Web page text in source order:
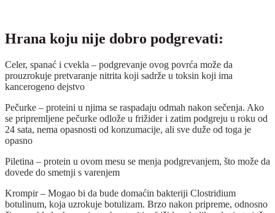
Hrana koju nije dobro podgrevati:
Celer, spanać i cvekla – podgrevanje ovog povrća može da
prouzrokuje pretvaranje nitrita koji sadrže u toksin koji ima
kancerogeno dejstvo
Pečurke – proteini u njima se raspadaju odmah nakon sečenja. Ako
se pripremljene pečurke odlože u frižider i zatim podgreju u roku od
24 sata, nema opasnosti od konzumacije, ali sve duže od toga je
opasno
Piletina – protein u ovom mesu se menja podgrevanjem, što može da
dovede do smetnji s varenjem
Krompir – Mogao bi da bude domaćin bakteriji Clostridium
botulinum, koja uzrokuje botulizam. Brzo nakon pripreme, odnosno